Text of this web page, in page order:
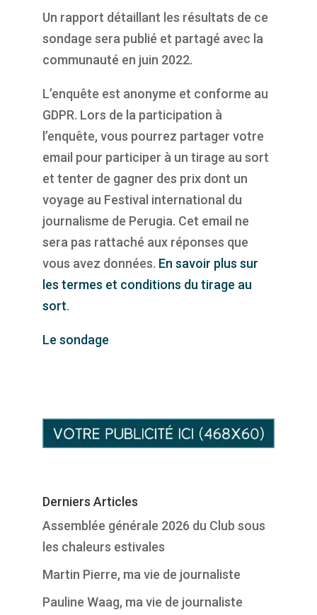
Un rapport détaillant les résultats de ce
sondage sera publié et partagé avec la
communauté en juin 2022.
L’enquête est anonyme et conforme au
GDPR. Lors de la participation à
l’enquête, vous pourrez partager votre
email pour participer à un tirage au sort
et tenter de gagner des prix dont un
voyage au Festival international du
journalisme de Perugia. Cet email ne
sera pas rattaché aux réponses que
vous avez données. En savoir plus sur
les termes et conditions du tirage au
sort.
Le sondage
Derniers Articles
Assemblée générale 2026 du Club sous
les chaleurs estivales
Martin Pierre, ma vie de journaliste
Pauline Waag, ma vie de journaliste